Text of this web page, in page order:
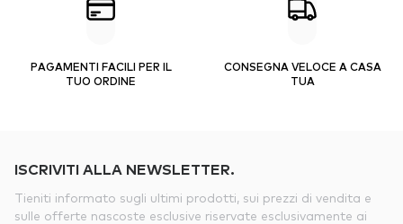
PAGAMENTI FACILI PER IL
TUO ORDINE
CONSEGNA VELOCE A CASA
TUA
ISCRIVITI ALLA NEWSLETTER.
Tieniti informato sugli ultimi prodotti, sui prezzi di vendita e
sulle offerte nascoste esclusive riservate esclusivamente ai